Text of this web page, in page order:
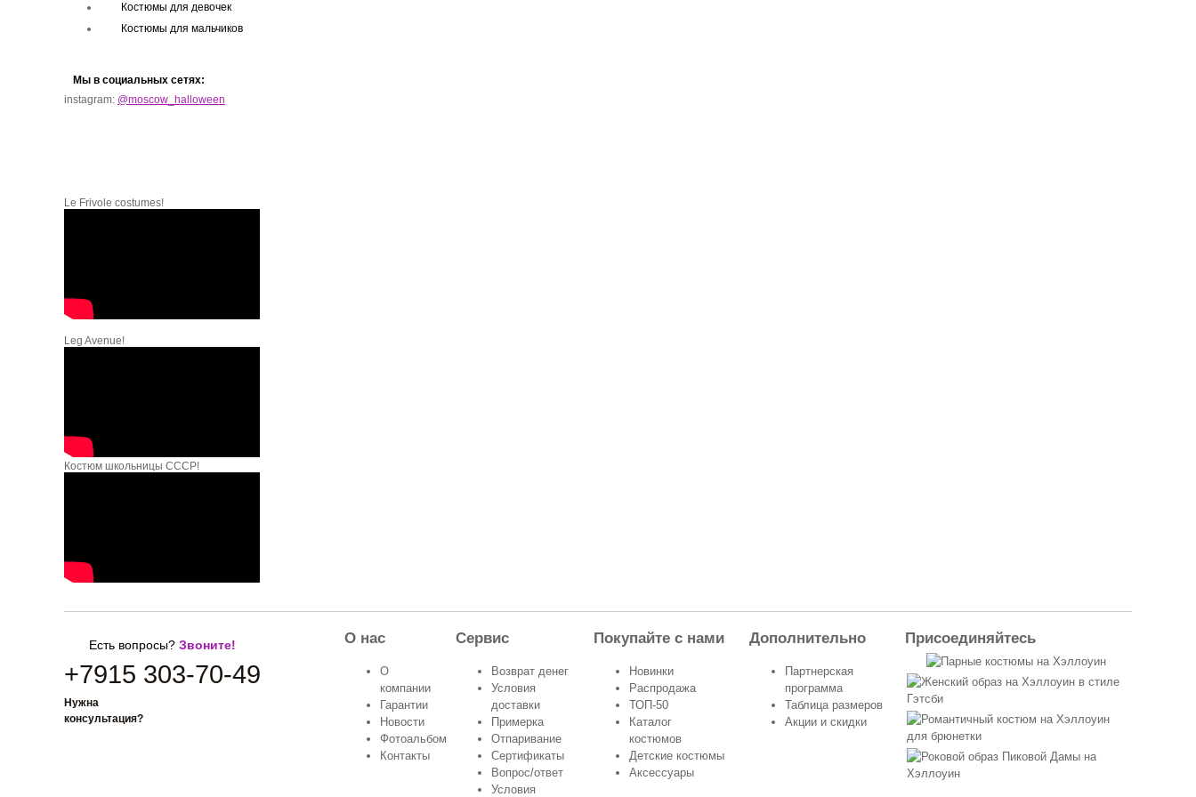
Костюмы для девочек
Костюмы для мальчиков
Мы в социальных сетях:
instagram: @moscow_halloween
Le Frivole costumes!
Leg Avenue!
Костюм школьницы СССР!
Есть вопросы? Звоните!
+7915 303-70-49
Нужна
консультация?
О нас
О
компании
Гарантии
Новости
Фотоальбом
Контакты
Сервис
Возврат денег
Условия
доставки
Примерка
Отпаривание
Сертификаты
Вопрос/ответ
Условия
Покупайте с нами
Новинки
Распродажа
ТОП-50
Каталог
костюмов
Детские костюмы
Аксессуары
Дополнительно
Партнерская
программа
Таблица размеров
Акции и скидки
Присоединяйтесь